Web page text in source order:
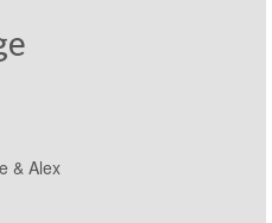
& Alex